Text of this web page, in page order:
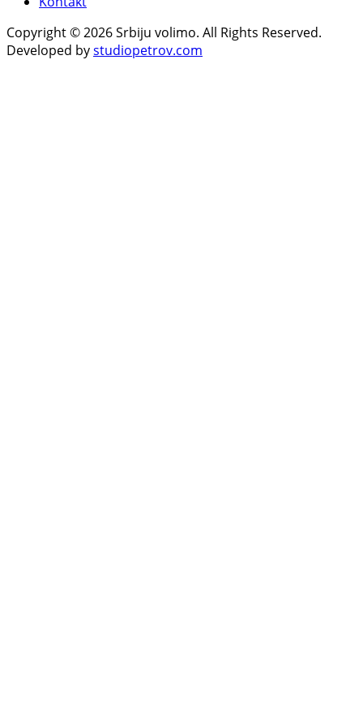
Copyright © 2026 Srbiju volimo. All Rights Reserved.
Developed bystudiopetrov.com